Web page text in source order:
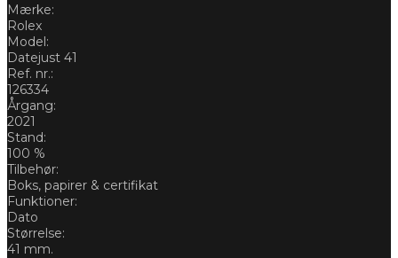
Mærke:
Rolex
Model:
Datejust 41
Ref. nr.:
126334
Årgang:
2021
Stand:
100 %
Tilbehør:
Boks, papirer & certifikat
Funktioner:
Dato
Størrelse:
41 mm.